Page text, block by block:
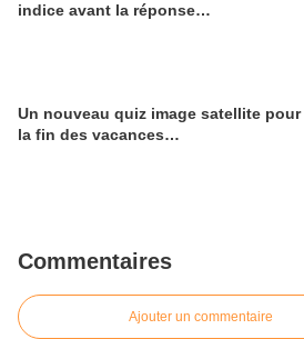
indice avant la réponse…
Un nouveau quiz image satellite pour
la fin des vacances…
Commentaires
Ajouter un commentaire